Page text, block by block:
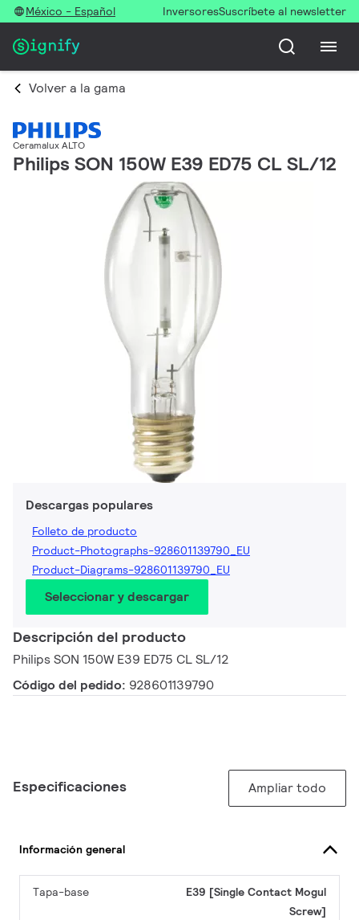
México - Español InversoresSuscríbete al newsletter
Volver a la gama
Ceramalux ALTO
Philips SON 150W E39 ED75 CL SL/12
Descargas populares
Folleto de producto
Product-Photographs-928601139790_EU
Product-Diagrams-928601139790_EU
Seleccionar y descargar
Descripción del producto
Philips SON 150W E39 ED75 CL SL/12
Código del pedido: 928601139790
Especificaciones Ampliar todo
Información general
Tapa-base
E39 [Single Contact Mogul
Screw]